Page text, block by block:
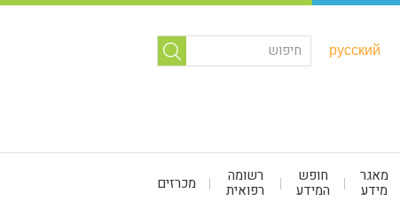
русский
מאגר
מידע
חופש
המידע
רשומה
רפואית מכרזים